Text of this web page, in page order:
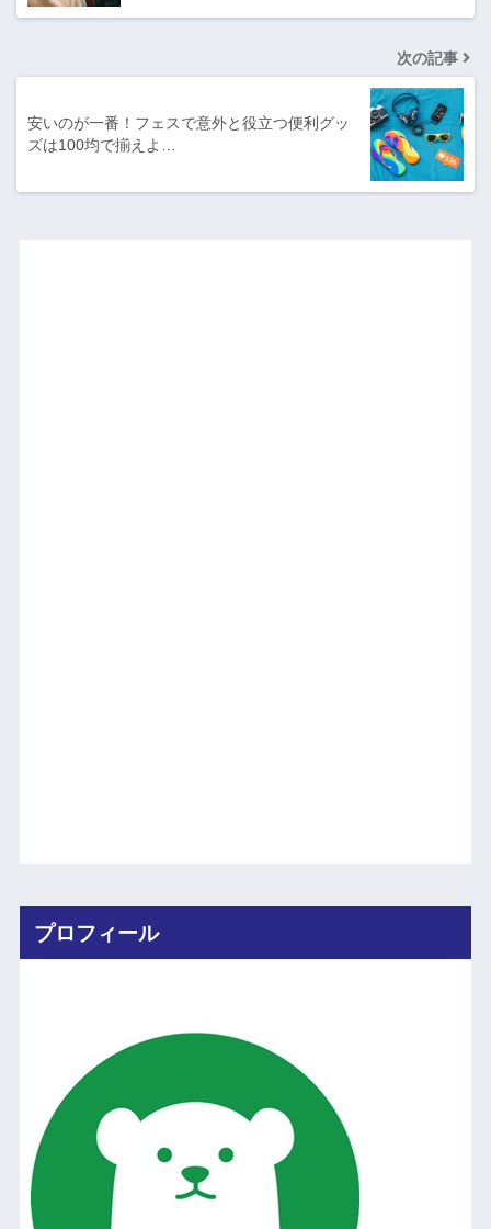
次の記事
安いのが一番！フェスで意外と役立つ便利グッ
ズは100均で揃えよ…
プロフィール